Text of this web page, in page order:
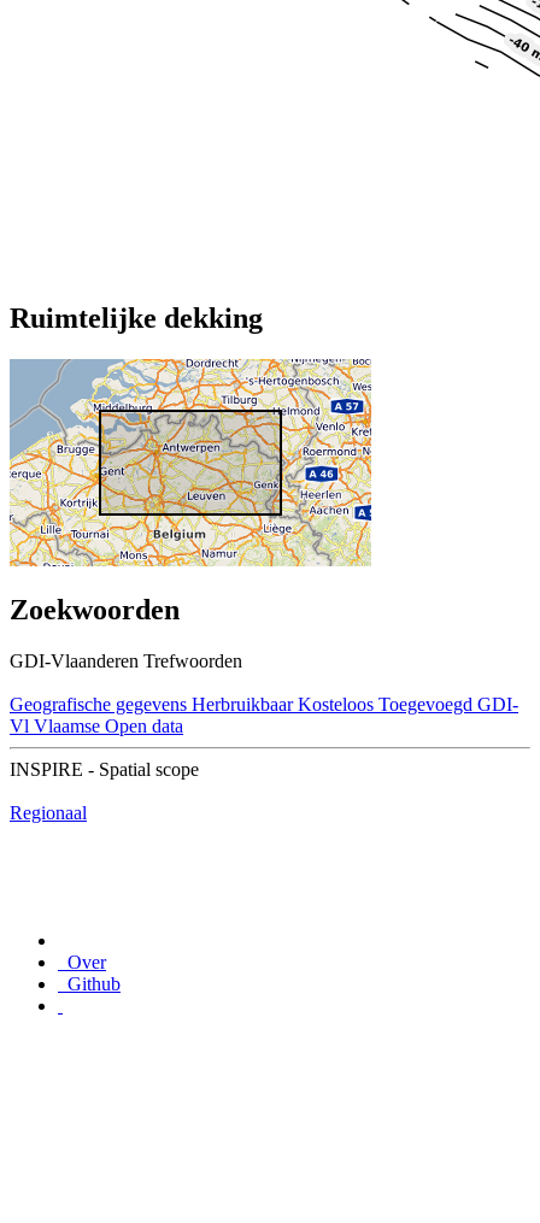
Ruimtelijke dekking
Zoekwoorden
GDI-Vlaanderen Trefwoorden
Geografische gegevens Herbruikbaar Kosteloos Toegevoegd GDI-
Vl Vlaamse Open data
INSPIRE - Spatial scope
Regionaal
Over
Github